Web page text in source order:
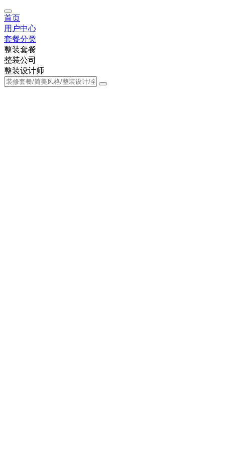
首页
用户中心
套餐分类
整装套餐
整装公司
整装设计师